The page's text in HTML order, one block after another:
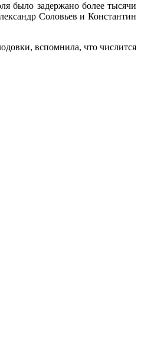
было задержано более тысячи
Соловьев и Константин
вспомнила, что числится